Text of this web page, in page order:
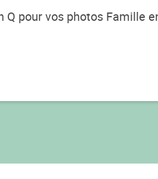
pour vos photos Famille